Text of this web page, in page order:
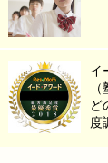
イ
ど
度